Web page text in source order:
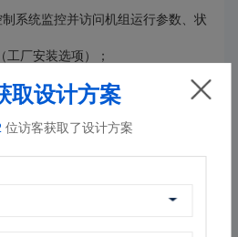
系统监控并访问机组运行参数、状
厂安装选项）；
接，安装方便快捷；
换向布置热交换器的进出水口；
V）；
前，已对该产品进行了系统化的工厂
取设计方案
位访客获取了设计方案